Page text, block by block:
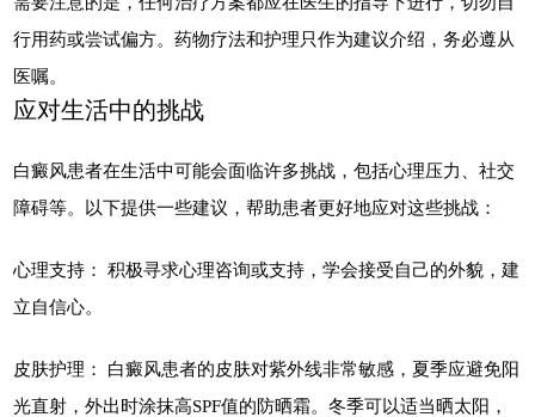
行用药或尝试偏方。药物疗法和护理只作为建议介绍，务必遵从
医嘱。
应对生活中的挑战
白癜风患者在生活中可能会面临许多挑战，包括心理压力、社交
障碍等。以下提供一些建议，帮助患者更好地应对这些挑战：
心理支持： 积极寻求心理咨询或支持，学会接受自己的外貌，建
立自信心。
皮肤护理： 白癜风患者的皮肤对紫外线非常敏感，夏季应避免阳
光直射，外出时涂抹高SPF值的防晒霜。冬季可以适当晒太阳，